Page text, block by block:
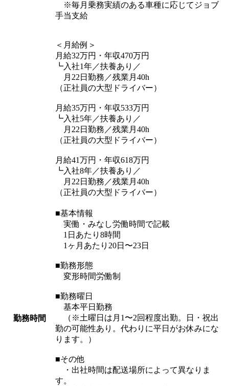
※毎月乗務実績のある車種に応じてジョブ
手当支給
＜月給例＞
月給32万円・年収470万円
┗入社1年／扶養あり／
月22日勤務／残業月40h
（正社員の大型ドライバー）
月給35万円・年収533万円
┗入社5年／扶養あり／
月22日勤務／残業月40h
（正社員の大型ドライバー）
月給41万円・年収618万円
┗入社8年／扶養あり／
月22日勤務／残業月40h
（正社員の大型ドライバー）
勤務時間
■基本情報
実働・みなし労働時間で記載
1日あたり8時間
1ヶ月あたり20日〜23日
■勤務形態
変形時間労働制
■勤務曜日
基本平日勤務
（※土曜日は月1〜2回程度出勤。日・祝出
勤の可能性あり。代わりに平日がお休みにな
ります。）
■その他
・出社時間は配送場所によって異なりま
す。